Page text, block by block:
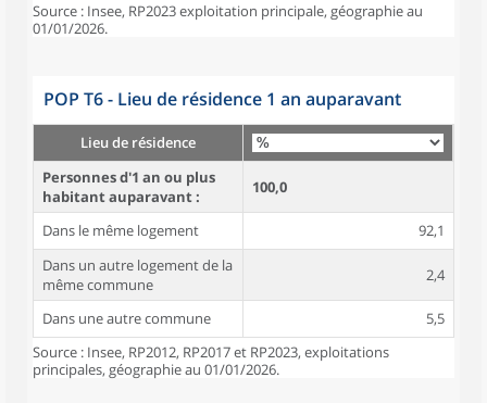
Source : Insee, RP2023 exploitation principale, géographie au
01/01/2026.
POP T6 - Lieu de résidence 1 an auparavant
Lieu de résidence
Personnes d'1 an ou plus
habitant auparavant :
100,0
Dans le même logement
92,1
Dans un autre logement de la
même commune
2,4
Dans une autre commune
5,5
Source : Insee, RP2012, RP2017 et RP2023, exploitations
principales, géographie au 01/01/2026.